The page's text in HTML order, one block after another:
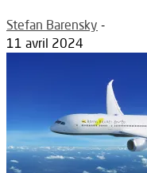
Stefan Barensky -
11 avril 2024